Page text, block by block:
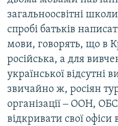
загальноосвітні
спробі батьків
мови, говорять, що в
російська, а для
української відсутні
звичайно ж, росіян
організації ‒ ООН,
відкривати свої